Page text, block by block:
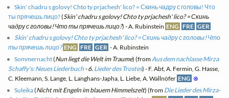
Skin' chadru s golovy! Chto ty prjachesh' lico? = Скинь чадру с головы! Что
ты прячешь лицо?(Skin' chadru s golovy! Chto ty prjachesh' lico? = Скинь
чадру с головы! Что ты прячешь лицо?) - A. Rubinstein ENG FRE GER
Skin' chadru s golovy! Chto ty prjachesh' lico? = Скинь чадру с головы! Что
ты прячешь лицо? ENG FRE GER - A. Rubinstein
Sommernacht(Nun liegt die Welt im Traume) (fromAus dem nachlasse Mirza
Schaffy's: Neues Liederbuch - 6. Lieder des Trostes) - F. Abt, A. Fermin, G. Hasse,
C. Kleemann, S. Lange, L. Langhans-Japha, L. Liebe, A. Wallnöfer ENG ⊗
Suleika(Nicht mit Engeln im blauem Himmelszelt) (from Die Lieder des Mirza-